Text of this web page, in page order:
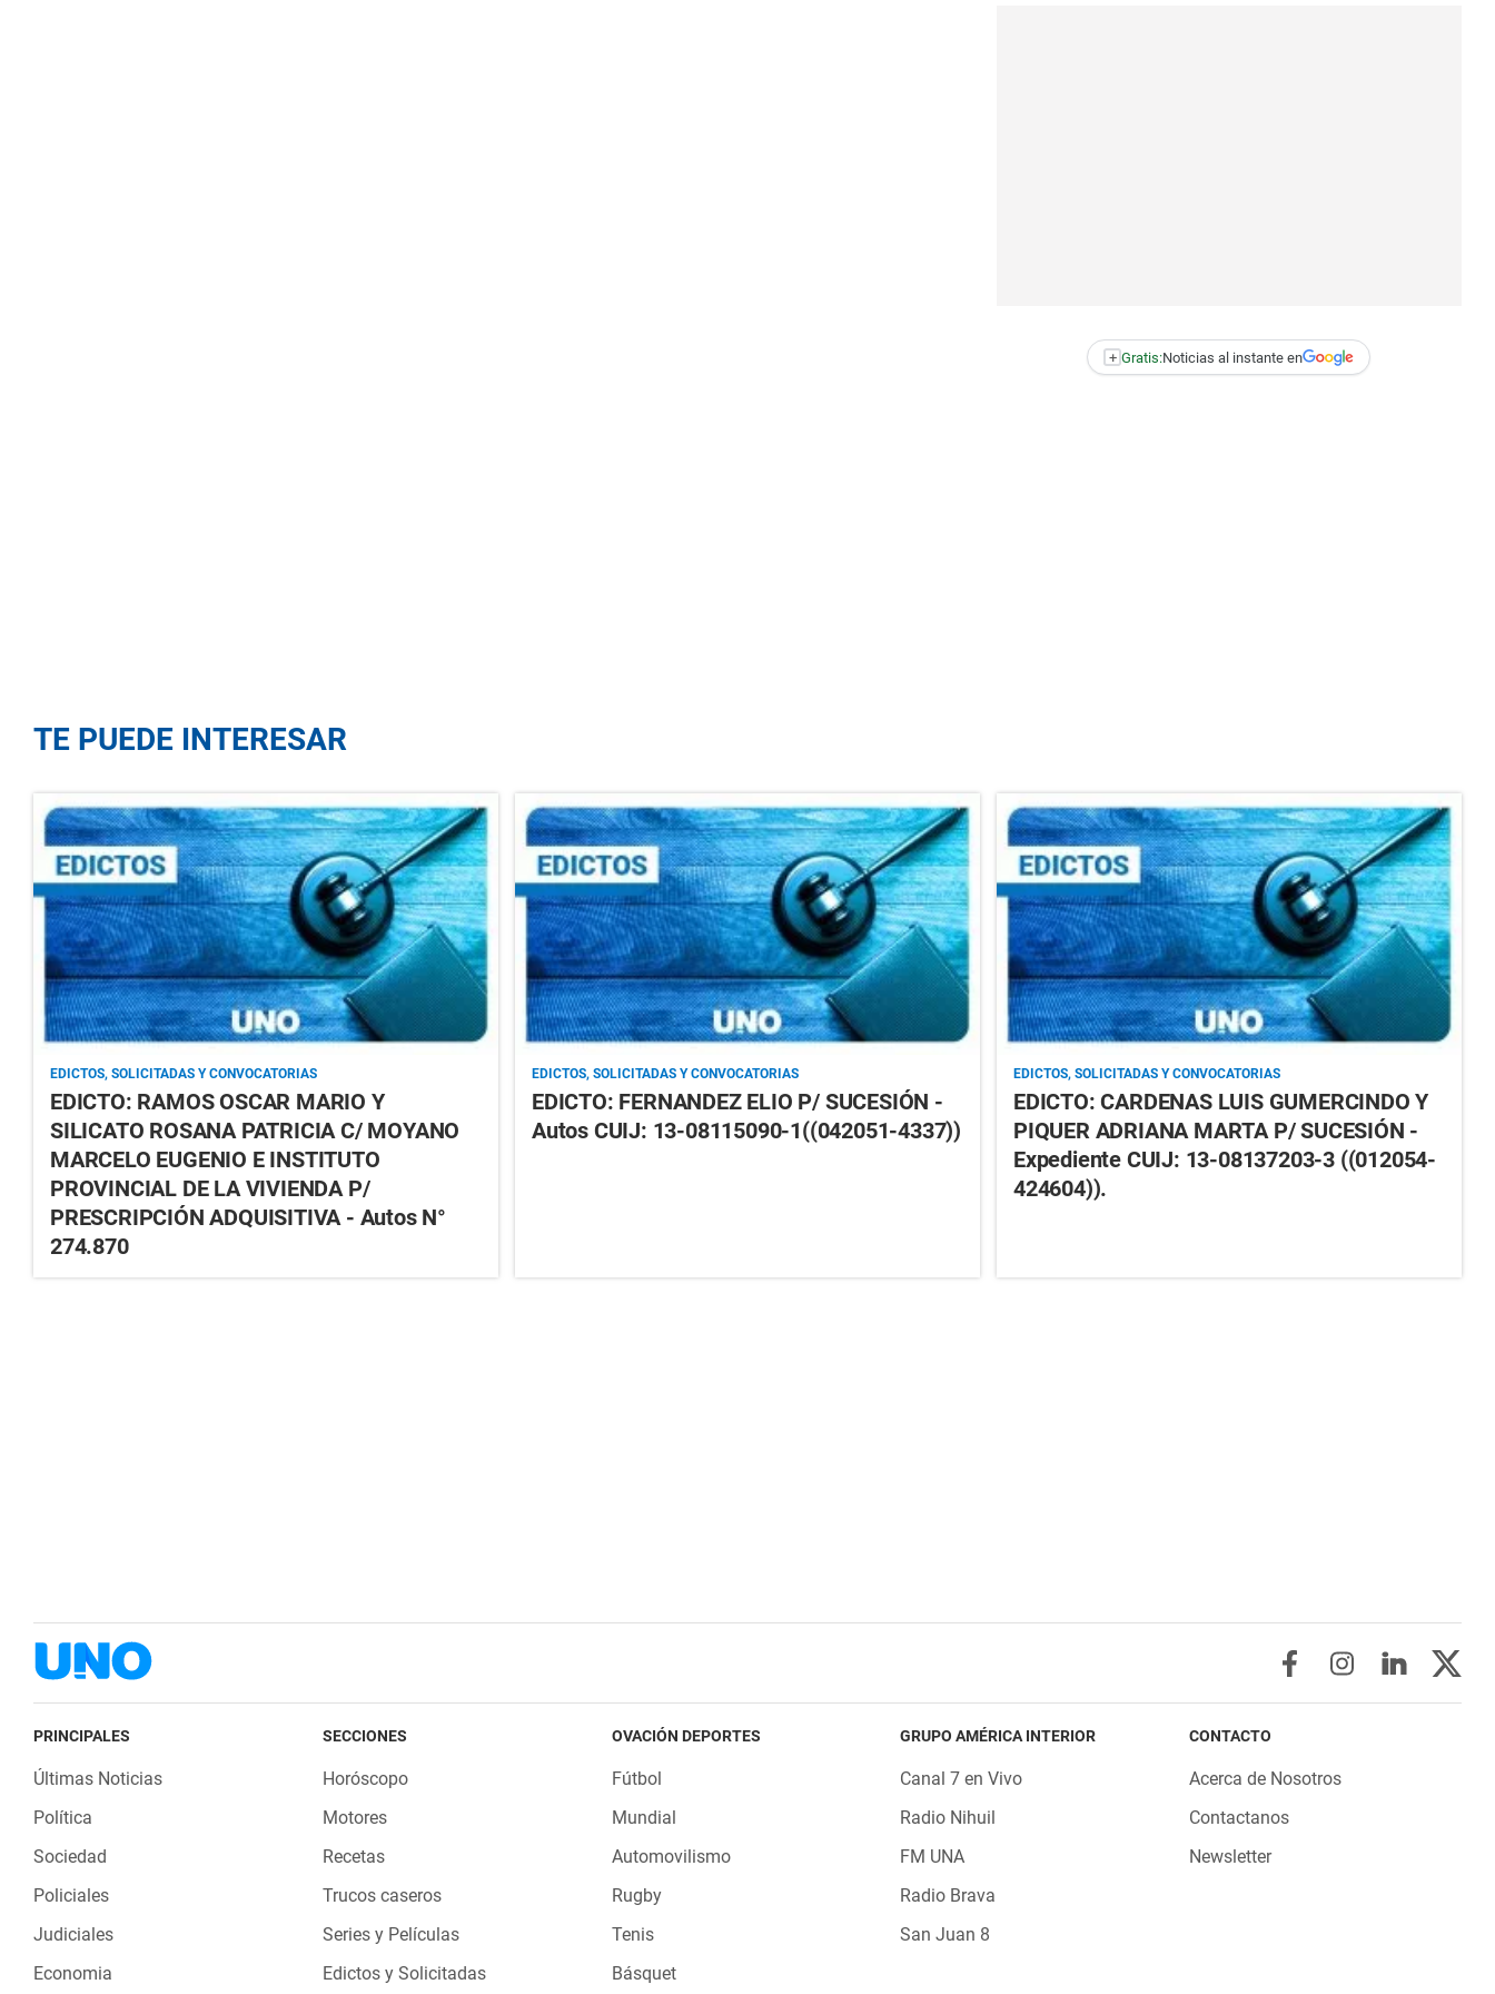
+ Gratis:Noticias al instante en
TE PUEDE INTERESAR
EDICTOS, SOLICITADAS Y CONVOCATORIAS
EDICTO: RAMOS OSCAR MARIO Y
SILICATO ROSANA PATRICIA C/ MOYANO
MARCELO EUGENIO E INSTITUTO
PROVINCIAL DE LA VIVIENDA P/
PRESCRIPCIÓN ADQUISITIVA - Autos N°
274.870
EDICTOS, SOLICITADAS Y CONVOCATORIAS
EDICTO: FERNANDEZ ELIO P/ SUCESIÓN -
Autos CUIJ: 13-08115090-1((042051-4337))
EDICTOS, SOLICITADAS Y CONVOCATORIAS
EDICTO: CARDENAS LUIS GUMERCINDO Y
PIQUER ADRIANA MARTA P/ SUCESIÓN -
Expediente CUIJ: 13-08137203-3 ((012054-
424604)).
PRINCIPALES
Últimas Noticias
Política
Sociedad
Policiales
Judiciales
Economia
SECCIONES
Horóscopo
Motores
Recetas
Trucos caseros
Series y Películas
Edictos y Solicitadas
OVACIÓN DEPORTES
Fútbol
Mundial
Automovilismo
Rugby
Tenis
Básquet
GRUPO AMÉRICA INTERIOR
Canal 7 en Vivo
Radio Nihuil
FM UNA
Radio Brava
San Juan 8
CONTACTO
Acerca de Nosotros
Contactanos
Newsletter